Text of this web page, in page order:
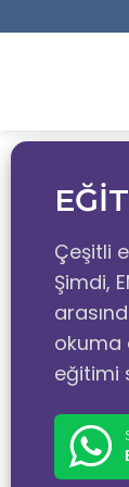
Çeşitli
Şimdi,
okuma
eğitimi